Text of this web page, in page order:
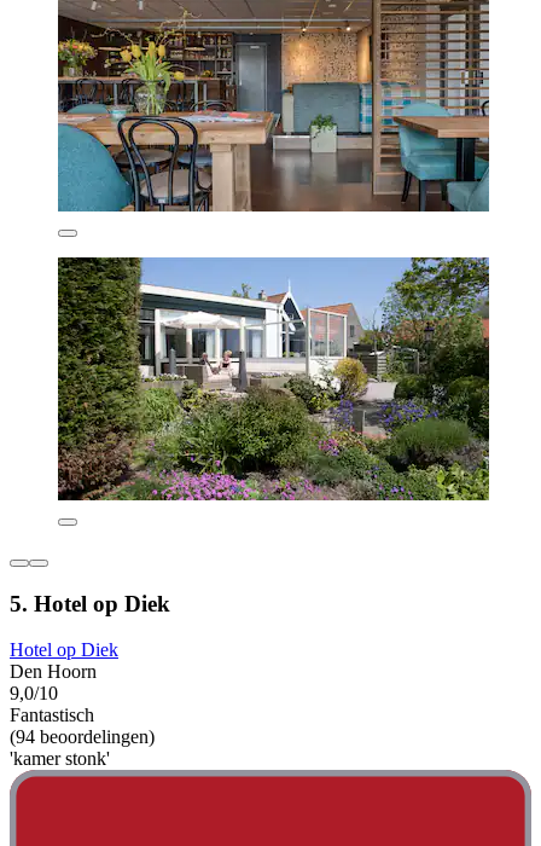
5. Hotel op Diek
Hotel op Diek
Den Hoorn
9,0/10
Fantastisch
(94 beoordelingen)
'kamer stonk'